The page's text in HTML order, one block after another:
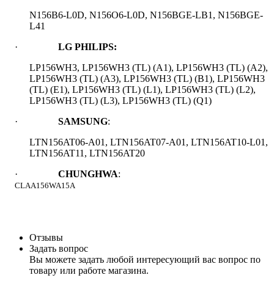
N156B6-L0D, N156O6-L0D, N156BGE-LB1, N156BGE-
L41
·
LG PHILIPS:
LP156WH3, LP156WH3 (TL) (A1), LP156WH3 (TL) (A2),
LP156WH3 (TL) (A3), LP156WH3 (TL) (B1), LP156WH3
(TL) (E1), LP156WH3 (TL) (L1), LP156WH3 (TL) (L2),
LP156WH3 (TL) (L3), LP156WH3 (TL) (Q1)
·
SAMSUNG:
LTN156AT06-A01, LTN156AT07-A01, LTN156AT10-L01,
LTN156AT11, LTN156AT20
·
CHUNGHWA:
CLAA156WA15A
Отзывы
Задать вопрос
Вы можете задать любой интересующий вас вопрос по
товару или работе магазина.